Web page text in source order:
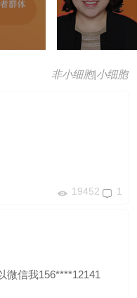
小细胞
|
非小细胞
19452 1
微信我156****12141